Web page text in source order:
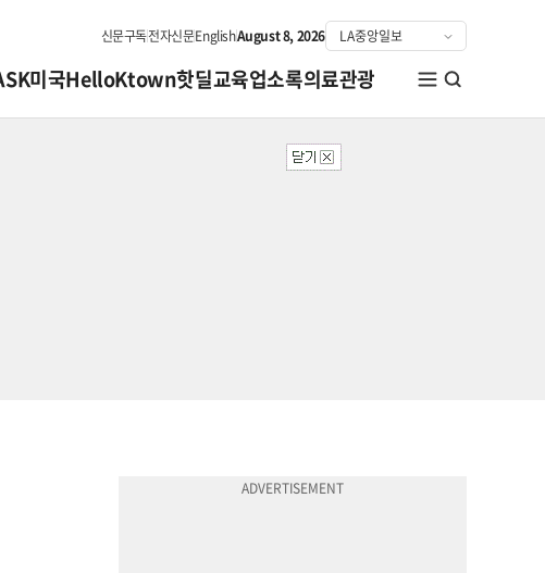
신문구독전자신문EnglishAugust 8, 2026
미국HelloKtown핫딜교육업소록의료관광